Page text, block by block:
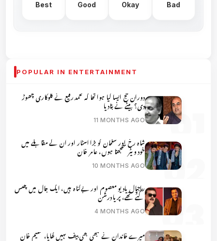
Best Good Okay Bad
POPULAR IN ENTERTAINMENT
دوران حج ایسا کیا ہوا تھا کہ محمد رفیع نے گلوکاری چھوڑ
دی؟ بیٹے نے بتادیا
11 MONTHS AGO
شاہ رخ اور سلمان کو بڑا اسٹار اور ان کے مقابلے میں
خود ویٹر سمجھتا ہوں، عامر خان
10 MONTHS AGO
راجپال یادیو معصوم اور بےگناہ ہیں، ایک جال میں پھنس
گئے تھے، پریا درشن
4 MONTHS AGO
میرے خاندان نے کبھی بھی بیف نہیں کھایا، سلیم خان